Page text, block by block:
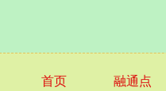
首页 融通点